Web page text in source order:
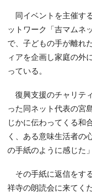
同イベントを主催す
ットワーク「吉マムネ
で、子どもの手が離れ
ィアを企画し家庭の外
っている。
復興支援のチャリテ
った同ネット代表の宮
じかに伝わってくる和
く、ある意味生活者の
の手紙のように感じた
その手紙に返信をす
祥寺の朗読会に来てく